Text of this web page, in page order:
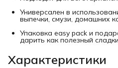
Универсален в
выпечки, смузи, домашних
Упаковка easy pack и
дарить как полезный
Характеристики